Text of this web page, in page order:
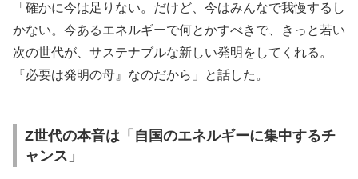
「確かに今は足りない。だけど、今はみんなで我慢するし
かない。今あるエネルギーで何とかすべきで、きっと若い
次の世代が、サステナブルな新しい発明をしてくれる。
『必要は発明の母』なのだから」と話した。
Z世代の本音は「自国のエネルギーに集中するチ
ャンス」